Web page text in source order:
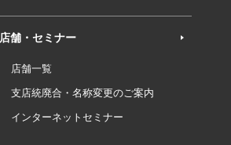
店舗・セミナー
店舗一覧
支店統廃合・名称変更のご案内
インターネットセミナー